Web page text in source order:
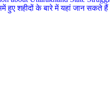
हुए शहीदों के बारे में यहां जान सकते